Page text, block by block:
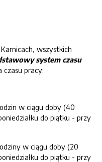
wszystkich
system czasu
czasu pracy:
w ciągu doby (40
do piątku - przy
w ciągu doby (20
do piątku - przy